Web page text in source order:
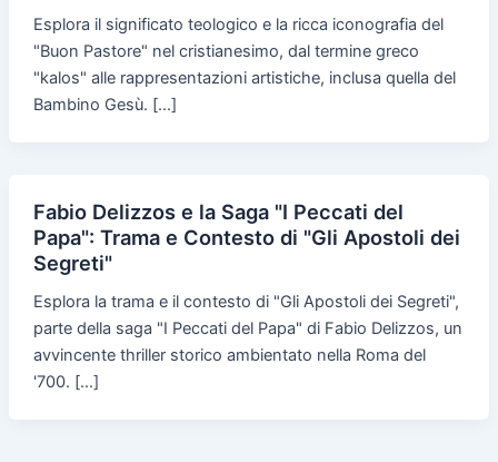
Esplora il significato teologico e la ricca iconografia del
"Buon Pastore" nel cristianesimo, dal termine greco
"kalos" alle rappresentazioni artistiche, inclusa quella del
Bambino Gesù. […]
Fabio Delizzos e la Saga "I Peccati del
Papa": Trama e Contesto di "Gli Apostoli dei
Segreti"
Esplora la trama e il contesto di "Gli Apostoli dei Segreti",
parte della saga "I Peccati del Papa" di Fabio Delizzos, un
avvincente thriller storico ambientato nella Roma del
'700. […]